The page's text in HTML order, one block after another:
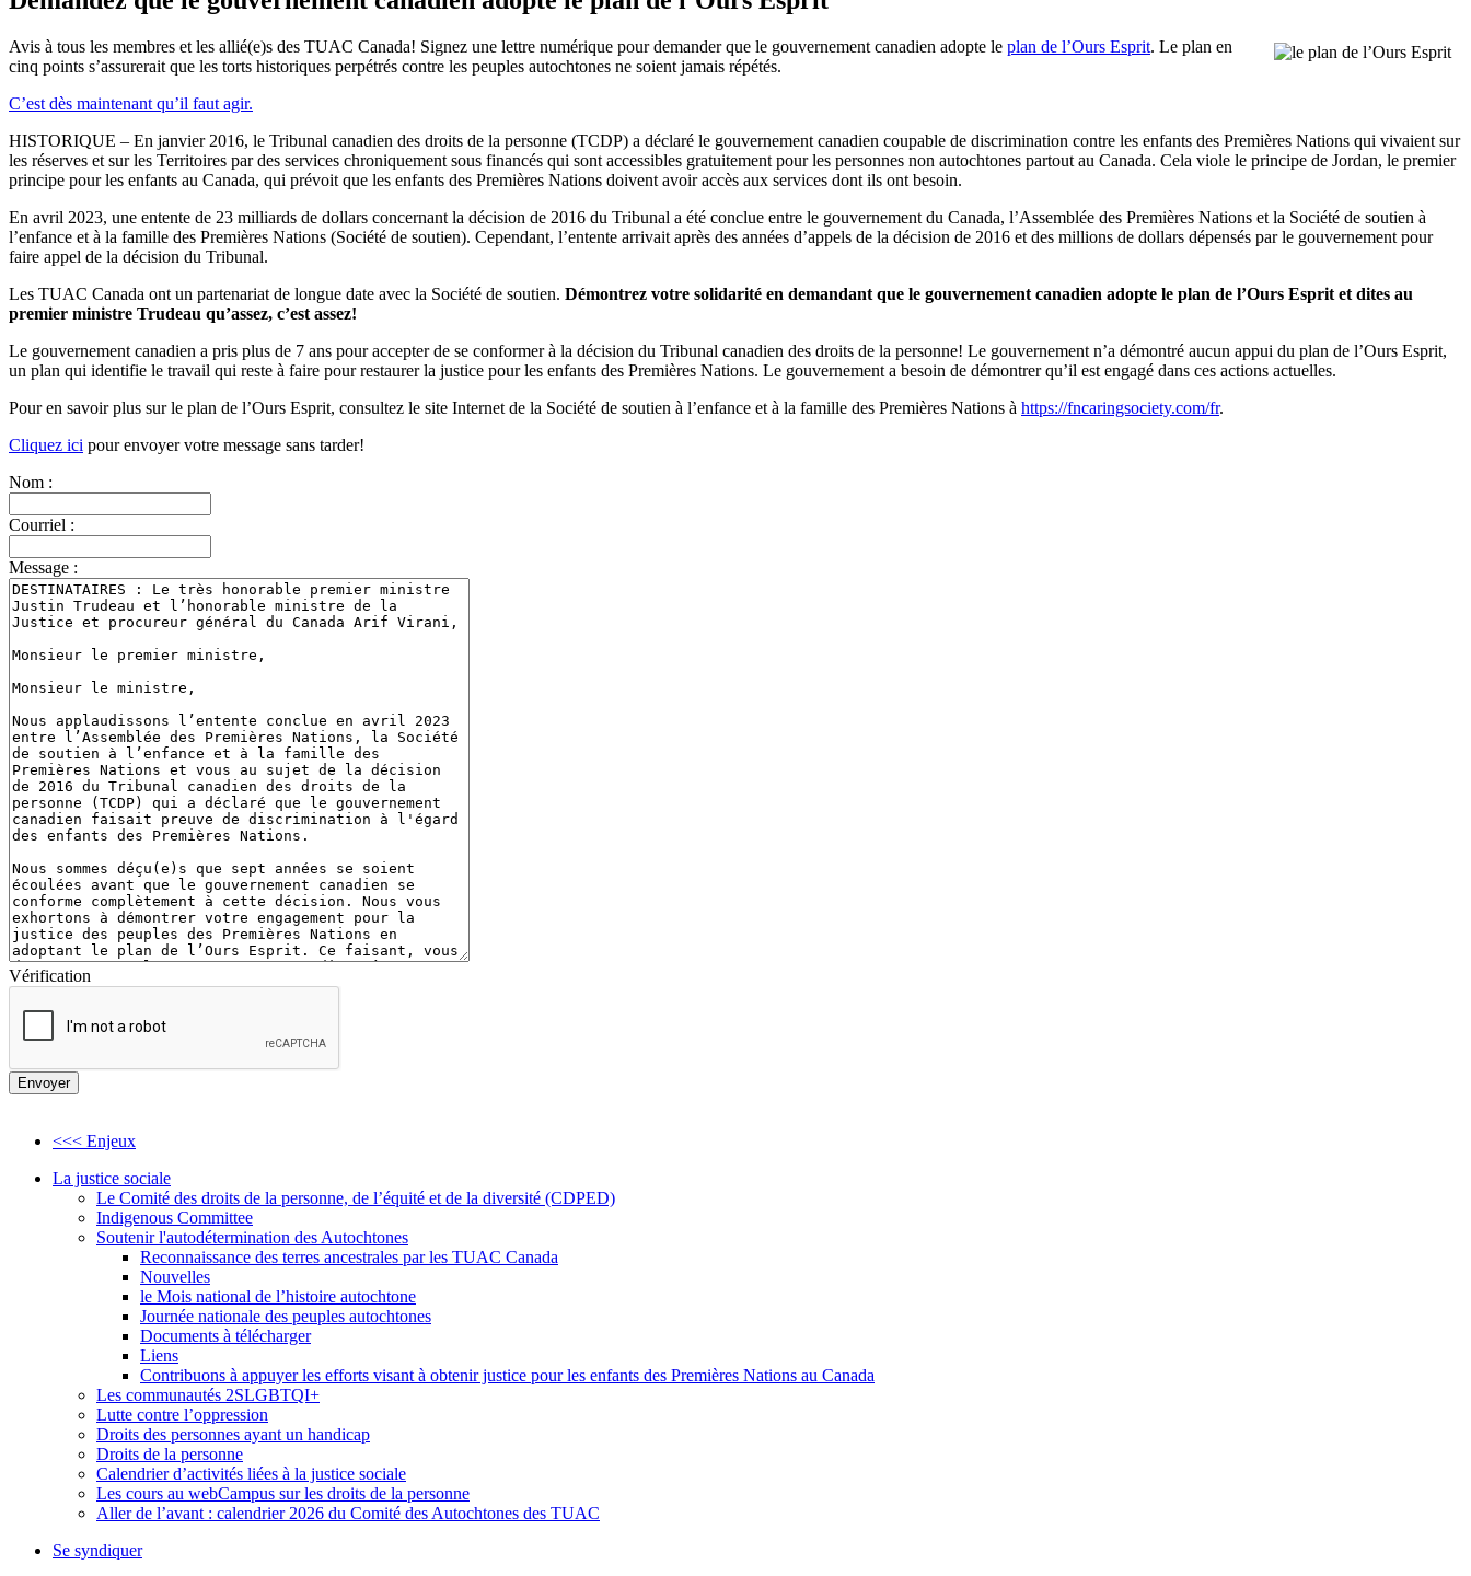
Avis à tous les membres et les allié(e)s des TUAC Canada! Signez une lettre numérique pour demander que le gouvernement canadien adopte le plan de l’Ours Esprit. Le plan en
cinq points s’assurerait que les torts historiques perpétrés contre les peuples autochtones ne soient jamais répétés.
C’est dès maintenant qu’il faut agir.
HISTORIQUE – En janvier 2016, le Tribunal canadien des droits de la personne (TCDP) a déclaré le gouvernement canadien coupable de discrimination contre les enfants des Premières Nations qui vivaient sur
les réserves et sur les Territoires par des services chroniquement sous financés qui sont accessibles gratuitement pour les personnes non autochtones partout au Canada. Cela viole le principe de Jordan, le premier
principe pour les enfants au Canada, qui prévoit que les enfants des Premières Nations doivent avoir accès aux services dont ils ont besoin.
En avril 2023, une entente de 23 milliards de dollars concernant la décision de 2016 du Tribunal a été conclue entre le gouvernement du Canada, l’Assemblée des Premières Nations et la Société de soutien à
l’enfance et à la famille des Premières Nations (Société de soutien). Cependant, l’entente arrivait après des années d’appels de la décision de 2016 et des millions de dollars dépensés par le gouvernement pour
faire appel de la décision du Tribunal.
Les TUAC Canada ont un partenariat de longue date avec la Société de soutien. Démontrez votre solidarité en demandant que le gouvernement canadien adopte le plan de l’Ours Esprit et dites au
premier ministre Trudeau qu’assez, c’est assez!
Le gouvernement canadien a pris plus de 7 ans pour accepter de se conformer à la décision du Tribunal canadien des droits de la personne! Le gouvernement n’a démontré aucun appui du plan de l’Ours Esprit,
un plan qui identifie le travail qui reste à faire pour restaurer la justice pour les enfants des Premières Nations. Le gouvernement a besoin de démontrer qu’il est engagé dans ces actions actuelles.
Pour en savoir plus sur le plan de l’Ours Esprit, consultez le site Internet de la Société de soutien à l’enfance et à la famille des Premières Nations à https://fncaringsociety.com/fr.
Cliquez ici pour envoyer votre message sans tarder!
Nom :
Courriel :
Message :
Vérification
<<< Enjeux
La justice sociale
Le Comité des droits de la personne, de l’équité et de la diversité (CDPED)
Indigenous Committee
Soutenir l'autodétermination des Autochtones
Reconnaissance des terres ancestrales par les TUAC Canada
Nouvelles
le Mois national de l’histoire autochtone
Journée nationale des peuples autochtones
Documents à télécharger
Liens
Contribuons à appuyer les efforts visant à obtenir justice pour les enfants des Premières Nations au Canada
Les communautés 2SLGBTQI+
Lutte contre l’oppression
Droits des personnes ayant un handicap
Droits de la personne
Calendrier d’activités liées à la justice sociale
Les cours au webCampus sur les droits de la personne
Aller de l’avant : calendrier 2026 du Comité des Autochtones des TUAC
Se syndiquer